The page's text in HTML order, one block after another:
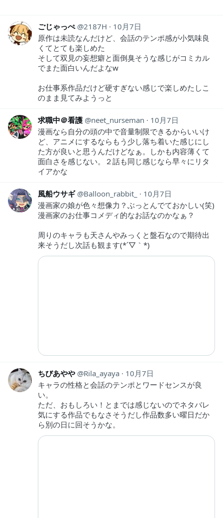
ごじゃっぺ 2187H
10月7日
原作は未読なんだけど、会話のテンポ感が小気味良
くてとても楽しめた
そして双見の妄想癖と面倒臭そうな感じがコミカル
でまた面白いんだよなw
お仕事系作品だけど硬すぎない感じで楽しめたしこ
のまま見てみようっと
求職中＠看護 neet_nurseman
10月7日
漫画なら自分の頭の中で音量制限できるからいいけ
ど、アニメにするならもう少し落ち着いた感じにし
た方が良いと思うんだけどなぁ。しかも内容薄くて
面白さを感じない。２話も同じ感じなら早々にリタ
イアかな
風船ウサギ Balloon_rabbit_
10月7日
漫画家の娘が色々想像力？ぶっとんでておかしい(笑)
漫画家のお仕事コメディ的なお話なのかなぁ？
周りのキャラも天さんやみっくと盤石なので期待出
来そうだし次話も観ます(*´▽｀*)
ちびあやや Rila_ayaya
10月7日
キャラの性格と会話のテンポとワードセンスが良
い。
ただ、おもしろい！とまでは感じないのでネタバレ
気にする作品でもなさそうだし作品数多い曜日だか
ら別の日に回そうかな。